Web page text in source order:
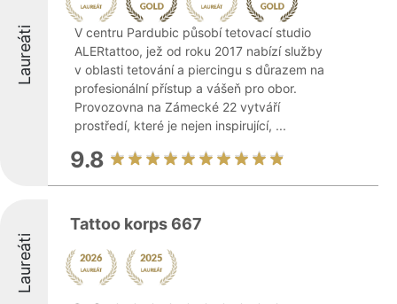
Laureáti
V centru Pardubic působí tetovací studio
ALERtattoo, jež od roku 2017 nabízí služby
v oblasti tetování a piercingu s důrazem na
profesionální přístup a vášeň pro obor.
Provozovna na Zámecké 22 vytváří
prostředí, které je nejen inspirující, ...
9.8
Laureáti
Tattoo korps 667